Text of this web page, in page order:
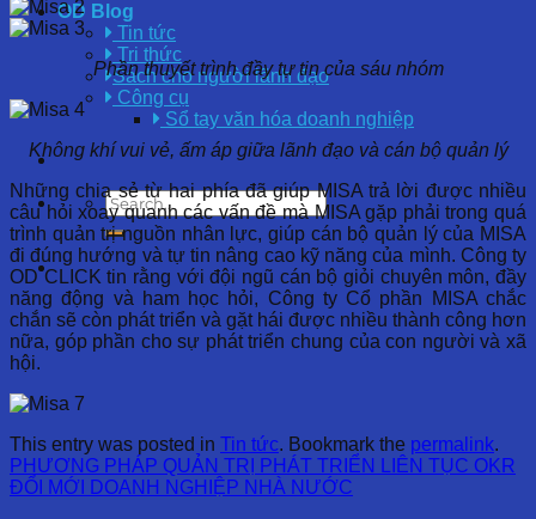
OD Blog
Tin tức
Tri thức
Sách cho người lãnh đạo
Công cụ
Sổ tay văn hóa doanh nghiệp
Phần thuyết trình đầy tự tin của sáu nhóm
Không khí vui vẻ, ấm áp giữa lãnh đạo và cán bộ quản lý
Những chia sẻ từ hai phía đã giúp MISA trả lời được nhiều
câu hỏi xoay quanh các vấn đề mà MISA gặp phải trong quá
trình quản trị nguồn nhân lực, giúp cán bộ quản lý của MISA
đi đúng hướng và tự tin nâng cao kỹ năng của mình. Công ty
OD CLICK tin rằng với đội ngũ cán bộ giỏi chuyên môn, đầy
năng động và ham học hỏi, Công ty Cổ phần MISA chắc
chắn sẽ còn phát triển và gặt hái được nhiều thành công hơn
nữa, góp phần cho sự phát triển chung của con người và xã
hội.
This entry was posted in Tin tức. Bookmark the permalink.
PHƯƠNG PHÁP QUẢN TRỊ PHÁT TRIỂN LIÊN TỤC OKR
ĐỔI MỚI DOANH NGHIỆP NHÀ NƯỚC